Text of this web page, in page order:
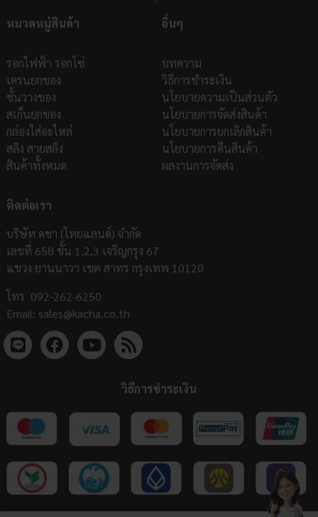
หมวดหมู่สินค้า
รอกไฟฟ้า รอกโซ่
เครนยกของ
ชั้นวางของ
สเก็นยกของ
กล่องใส่อะไหล่
สลิง สายสลิง
สินค้าทั้งหมด
อื่นๆ
บทความ
วิธีการชำระเงิน
นโยบายความเป็นส่วนตัว
นโยบายการจัดส่งสินค้า
นโยบายการยกเลิกสินค้า
นโยบายการคืนสินค้า
ผลงานการจัดส่ง
ติดต่อเรา
บริษัท คชา (ไทยแลนด์) จำกัด
เลขที่ 658 ชั้น 1,2,3 เจริญกรุง 67
แขวง ยานนาวา เขต สาทร กรุงเทพ 10120
โทร 092-262-6250
Email: sales@kacha.co.th
วิธีการชำระเงิน